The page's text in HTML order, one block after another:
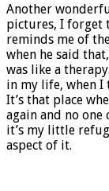
Another
pictures, I forget
reminds me of
when he said
was like a
in my life, when I
It’s that place
again and no one
it’s my little
aspect of it.